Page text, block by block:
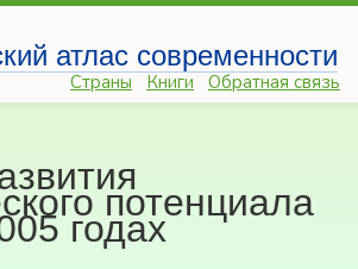
атлас современности
Страны Книги Обратная связь
потенциала
годах